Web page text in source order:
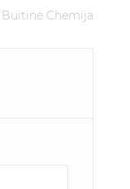
Buitinė Chemija